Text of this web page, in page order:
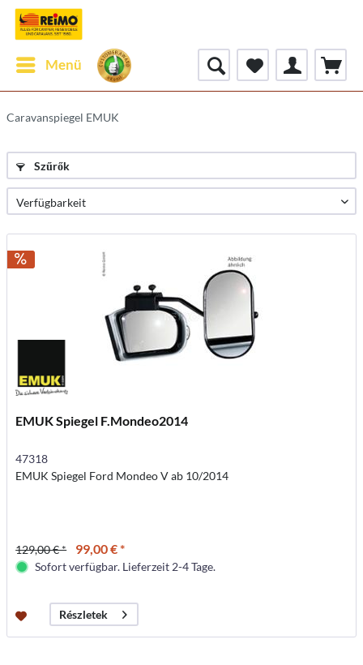
Menü
Caravanspiegel EMUK
Szűrők
EMUK Spiegel F.Mondeo2014
47318
EMUK Spiegel Ford Mondeo V ab 10/2014
129,00 € * 99,00 € *
Sofort verfügbar. Lieferzeit 2-4 Tage.
Részletek